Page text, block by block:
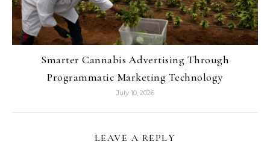
Smarter Cannabis Advertising Through
Programmatic Marketing Technology
July 10, 2026
LEAVE A REPLY